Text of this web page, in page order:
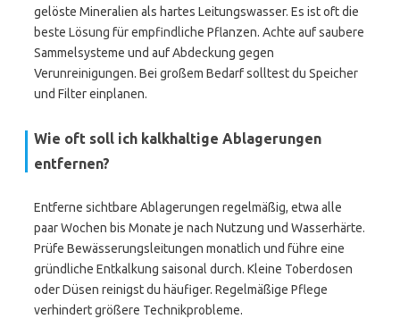
gelöste Mineralien als hartes Leitungswasser. Es ist oft die
beste Lösung für empfindliche Pflanzen. Achte auf saubere
Sammelsysteme und auf Abdeckung gegen
Verunreinigungen. Bei großem Bedarf solltest du Speicher
und Filter einplanen.
Wie oft soll ich kalkhaltige Ablagerungen
entfernen?
Entferne sichtbare Ablagerungen regelmäßig, etwa alle
paar Wochen bis Monate je nach Nutzung und Wasserhärte.
Prüfe Bewässerungsleitungen monatlich und führe eine
gründliche Entkalkung saisonal durch. Kleine Toberdosen
oder Düsen reinigst du häufiger. Regelmäßige Pflege
verhindert größere Technikprobleme.